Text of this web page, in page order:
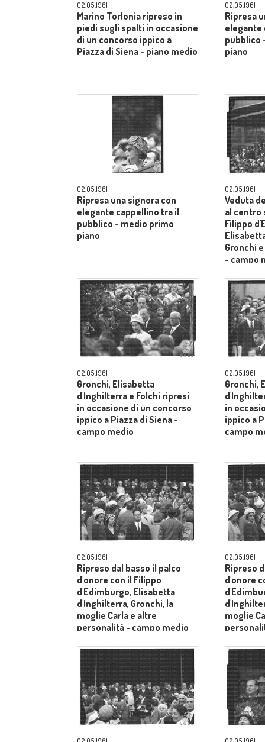
02.05.1961
Marino Torlonia ripreso in
piedi sugli spalti in occasione
di un concorso ippico a
Piazza di Siena - piano medio
02.05.1961
Ripresa
elegante
pubblico
piano
02.05.1961
Ripresa una signora con
elegante cappellino tra il
pubblico - medio primo
piano
02.05.1961
Veduta
al centro
Filippo
Gronchi
- campo
02.05.1961
Gronchi, Elisabetta
d'Inghilterra e Folchi ripresi
in occasione di un concorso
ippico a Piazza di Siena -
campo medio
02.05.1961
Gronchi,
in
ippico a
campo
02.05.1961
Ripreso dal basso il palco
d'onore con il Filippo
d'Edimburgo, Elisabetta
d'Inghilterra, Gronchi, la
moglie Carla e altre
personalità - campo medio
02.05.1961
Ripreso
d'onore
moglie